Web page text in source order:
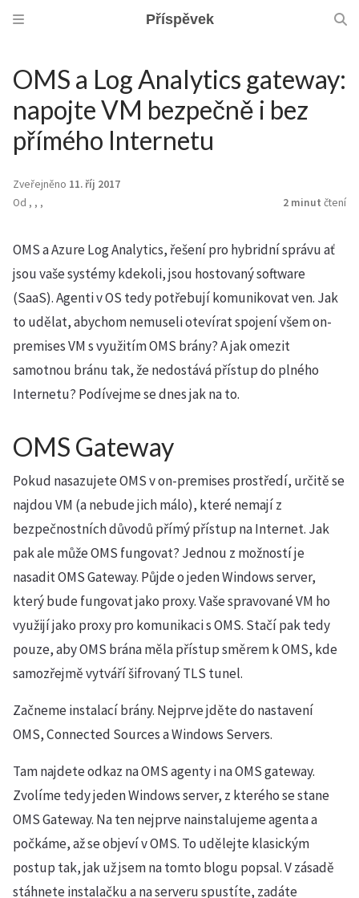
Příspěvek
OMS a Log Analytics gateway:
napojte VM bezpečně i bez
přímého Internetu
Zveřejněno 11. říj 2017
Od , , , 2 minut čtení
OMS a Azure Log Analytics, řešení pro hybridní správu ať
jsou vaše systémy kdekoli, jsou hostovaný software
(SaaS). Agenti v OS tedy potřebují komunikovat ven. Jak
to udělat, abychom nemuseli otevírat spojení všem on-
premises VM s využitím OMS brány? A jak omezit
samotnou bránu tak, že nedostává přístup do plného
Internetu? Podívejme se dnes jak na to.
OMS Gateway
Pokud nasazujete OMS v on-premises prostředí, určitě se
najdou VM (a nebude jich málo), které nemají z
bezpečnostních důvodů přímý přístup na Internet. Jak
pak ale může OMS fungovat? Jednou z možností je
nasadit OMS Gateway. Půjde o jeden Windows server,
který bude fungovat jako proxy. Vaše spravované VM ho
využijí jako proxy pro komunikaci s OMS. Stačí pak tedy
pouze, aby OMS brána měla přístup směrem k OMS, kde
samozřejmě vytváří šifrovaný TLS tunel.
Začneme instalací brány. Nejprve jděte do nastavení
OMS, Connected Sources a Windows Servers.
Tam najdete odkaz na OMS agenty i na OMS gateway.
Zvolíme tedy jeden Windows server, z kterého se stane
OMS Gateway. Na ten nejprve nainstalujeme agenta a
počkáme, až se objeví v OMS. To udělejte klasickým
postup tak, jak už jsem na tomto blogu popsal. V zásadě
stáhnete instalačku a na serveru spustíte, zadáte